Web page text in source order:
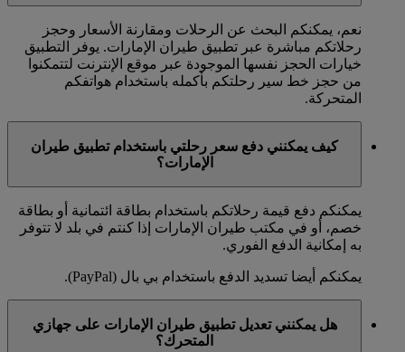
نعم، يمكنكم البحث عن الرحلات ومقارنة الأسعار وحجز
رحلاتكم مباشرة عبر تطبيق طيران الإمارات. يوفر التطبيق
خيارات الحجز نفسها الموجودة عبر موقع الإنترنت لتتمكنوا
من حجز خط سير رحلتكم بأكمله باستخدام هواتفكم
المتحركة.
كيف يمكنني دفع سعر رحلتي باستخدام تطبيق طيران
الإمارات؟
يمكنكم دفع قيمة رحلاتكم باستخدام بطاقة ائتمانية أو بطاقة
خصم، أو في مكتب طيران الإمارات إذا كنتم في بلد لا تتوفر
به إمكانية الدفع الفوري.
يمكنكم أيضا تسديد الدفع باستخدام بي بال (PayPal).
هل يمكنني تعديل تطبيق طيران الإمارات على جهازي
المتحرك؟